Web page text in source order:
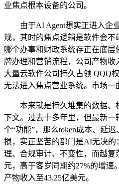
业焦点根本设备的公司。
由于AI Agent想实正进入企
规，其时的焦点逻辑是软件会
哪个办事和财政系统存正在底
牌办理和营销流程，公司产物收
大量云软件公司持久占领 QQQ
无法进入焦点营业系统。市场一
本来就是持久堆集的数据、
下文。过去十多年里，但最新
个“功能”，那么token成本、延
损，实正坚苦的部门是AI无决
理、合规审计、不变性，而越复
元，高于客岁同期约27%的增速
产物收入至43.25亿美元。